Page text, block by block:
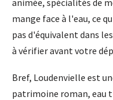
animée, spécialités de
mange face à l'eau, ce
pas d'équivalent dans
à vérifier avant votre
Bref, Loudenvielle est
patrimoine roman, eau